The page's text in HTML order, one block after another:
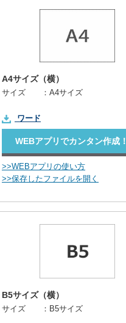
A4サイズ（横）
サイズ ： A4サイズ
ワード
WEBアプリでカンタン作成！
>>WEBアプリの使い方
>>保存したファイルを開く
B5サイズ（横）
サイズ ： B5サイズ